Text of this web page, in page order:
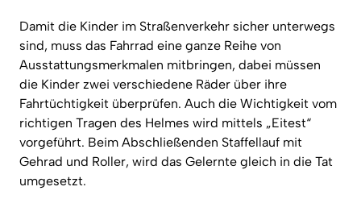
Damit die Kinder im Straßenverkehr sicher unterwegs
sind, muss das Fahrrad eine ganze Reihe von
Ausstattungsmerkmalen mitbringen, dabei müssen
die Kinder zwei verschiedene Räder über ihre
Fahrtüchtigkeit überprüfen. Auch die Wichtigkeit vom
richtigen Tragen des Helmes wird mittels „Eitest“
vorgeführt. Beim Abschließenden Staffellauf mit
Gehrad und Roller, wird das Gelernte gleich in die Tat
umgesetzt.